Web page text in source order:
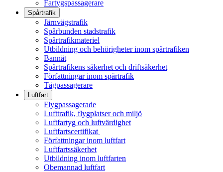
Fartygspassagerare
Spårtrafik
Järnvägstrafik
Spårbunden stadstrafik
Spårtrafikmateriel
Utbildning och behörigheter inom spårtrafiken
Bannät
Spårtrafikens säkerhet och driftsäkerhet
Författningar inom spårtrafik
Tågpassagerare
Luftfart
Flygpassagerade
Lufttrafik, flygplatser och miljö
Luftfartyg och luftvärdighet
Luftfartscertifikat
Författningar inom luftfart
Luftfartssäkerhet
Utbildning inom luftfarten
Obemannad luftfart